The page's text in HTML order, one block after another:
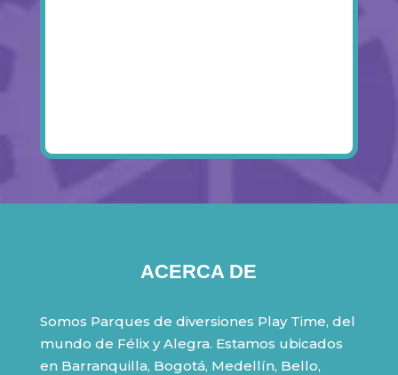
ACERCA DE
Somos Parques de diversiones Play Time, del
mundo de Félix y Alegra. Estamos ubicados
en Barranquilla, Bogotá, Medellín, Bello,